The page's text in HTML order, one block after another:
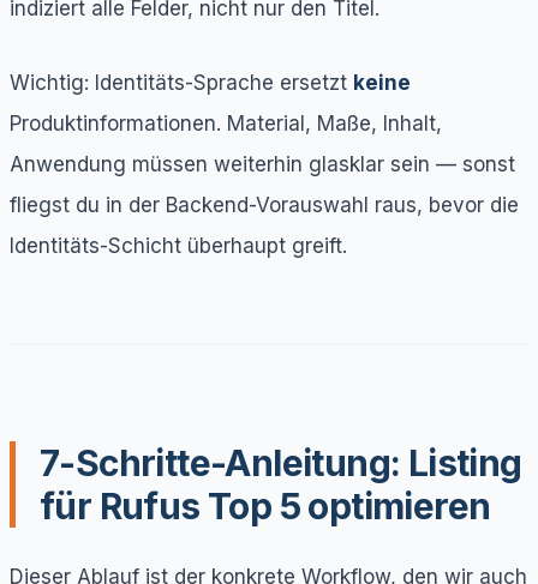
indiziert alle Felder, nicht nur den Titel.
Wichtig: Identitäts-Sprache ersetzt keine
Produktinformationen. Material, Maße, Inhalt,
Anwendung müssen weiterhin glasklar sein — sonst
fliegst du in der Backend-Vorauswahl raus, bevor die
Identitäts-Schicht überhaupt greift.
7-Schritte-Anleitung: Listing
für Rufus Top 5 optimieren
Dieser Ablauf ist der konkrete Workflow, den wir auch